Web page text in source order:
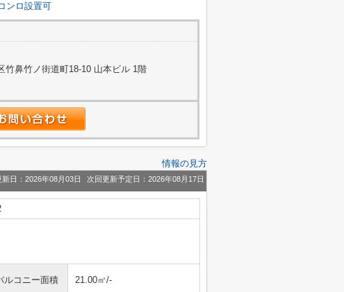
ンロ設置可
竹鼻竹ノ街道町18-10 山本ビル 1階
情報の見方
新日：2026年08月03日 次回更新予定日：2026年08月17日
ルコニー面積 21.00㎡/-